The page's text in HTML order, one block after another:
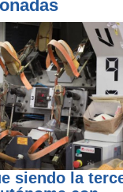
siendo la